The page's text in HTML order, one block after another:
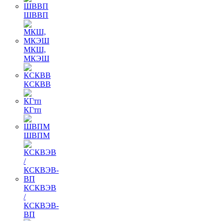
ШВВП
МКШ,
МКЭШ
КСКВВ
КГтп
ШВПМ
КСКВЭВ
/
КСКВЭВ-
ВП